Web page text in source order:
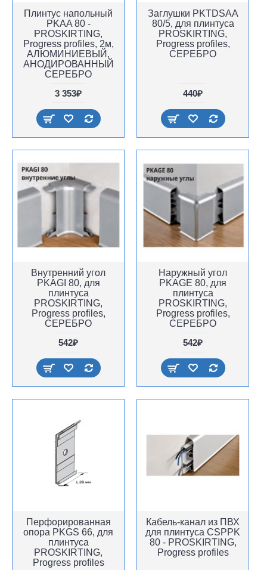
Плинтус напольный
PKAA 80 -
PROSKIRTING,
Progress profiles, 2м,
АЛЮМИНИЕВЫЙ,
АНОДИРОВАННЫЙ
СЕРЕБРО
3 353₽
Заглушки PKTDSAA
80/5, для плинтуса
PROSKIRTING,
Progress profiles,
СЕРЕБРО
440₽
Внутренний угол
PKAGI 80, для
плинтуса
PROSKIRTING,
Progress profiles,
СЕРЕБРО
542₽
Наружный угол
PKAGE 80, для
плинтуса
PROSKIRTING,
Progress profiles,
СЕРЕБРО
542₽
Перфорированная
опора PKGS 66, для
плинтуса
PROSKIRTING,
Progress profiles
Кабель-канал из ПВХ
для плинтуса CSPPK
80 - PROSKIRTING,
Progress profiles